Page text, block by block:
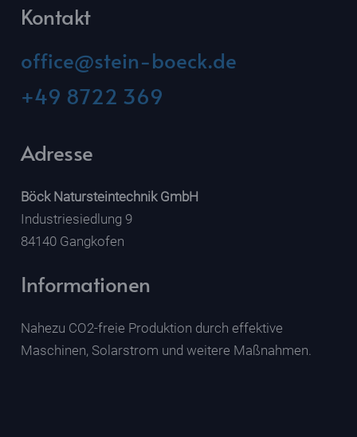
Kontakt
office@stein-boeck.de
+49 8722 369
Adresse
Böck Natursteintechnik GmbH
Industriesiedlung 9
84140 Gangkofen
Informationen
Nahezu CO2-freie Produktion durch effektive
Maschinen, Solarstrom und weitere Maßnahmen.